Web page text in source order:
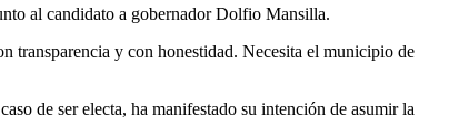
al candidato a gobernador Dolfio Mansilla.
transparencia y con honestidad. Necesita el municipio de
de ser electa, ha manifestado su intención de asumir la